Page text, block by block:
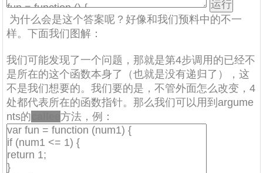
为什么会是这个答案呢？好像和我们预料中的不一
样。下面我们图解：
我们可能发现了一个问题，那就是第4步调用的已经不
是所在的这个函数本身了（也就是没有递归了），这
不是我们想要的。我们要的是，不管外面怎么改变，4
处都代表所在的函数指针。那么我们可以用到argume
nts的 callee方法，例：